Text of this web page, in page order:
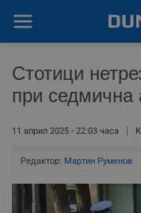
Стотици
при
11 април 2025 - 22:03 часа
Редактор: Мартин Руменов